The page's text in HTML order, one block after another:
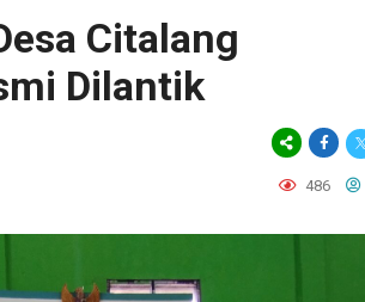
Citalang
Dilantik
486